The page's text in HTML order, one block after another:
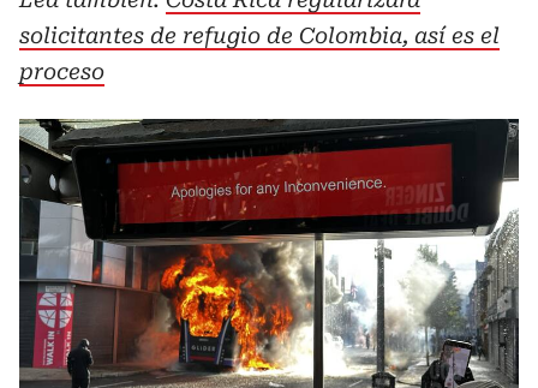
solicitantes de refugio de Colombia, así es el
proceso